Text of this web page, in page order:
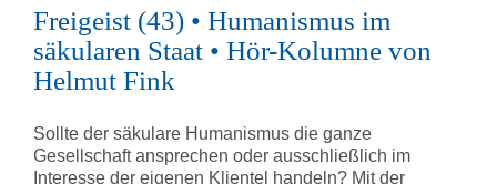
Kortizes Website
Freigeist (43) • Humanismus im
säkularen Staat • Hör-Kolumne von
Helmut Fink
Sollte der säkulare Humanismus die ganze
Gesellschaft ansprechen oder ausschließlich im
Interesse der eigenen Klientel handeln? Mit der